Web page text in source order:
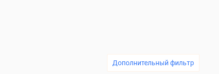
Дополнительный фильтр